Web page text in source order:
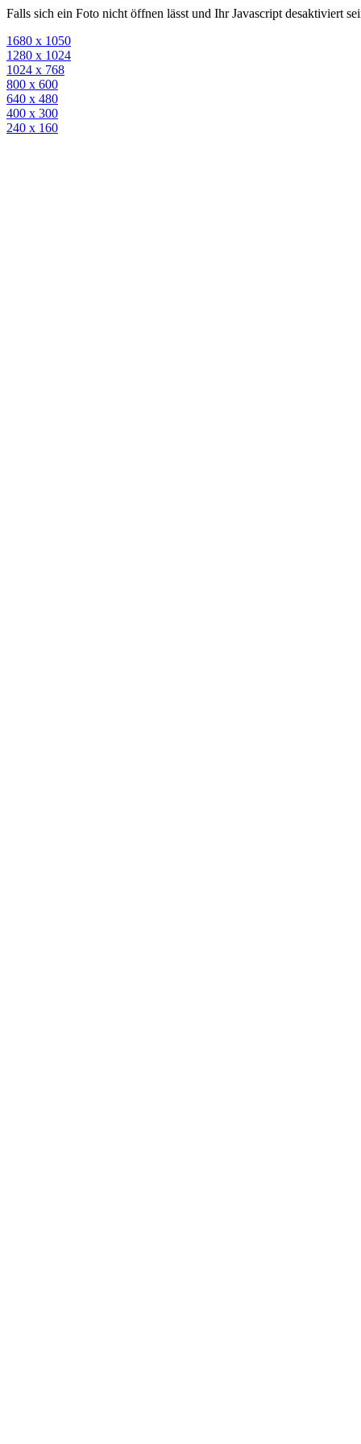
Falls sich ein Foto nicht öffnen lässt und Ihr Javascript desaktiviert
1680 x 1050
1280 x 1024
1024 x 768
800 x 600
640 x 480
400 x 300
240 x 160